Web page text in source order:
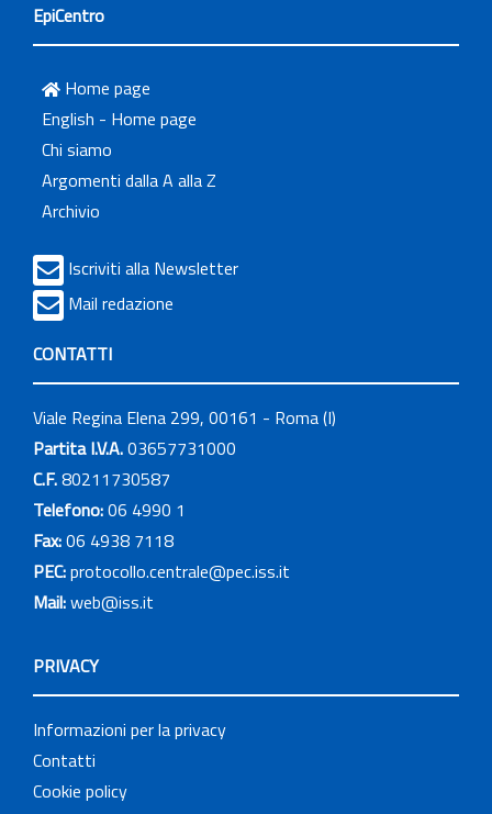
EpiCentro
Home page
English - Home page
Chi siamo
Argomenti dalla A alla Z
Archivio
Iscriviti alla Newsletter
Mail redazione
CONTATTI
Viale Regina Elena 299, 00161 - Roma (I)
Partita I.V.A.03657731000
C.F.80211730587
Telefono:06 4990 1
Fax:06 4938 7118
PEC:protocollo.centrale@pec.iss.it
Mail:web@iss.it
PRIVACY
Informazioni per la privacy
Contatti
Cookie policy